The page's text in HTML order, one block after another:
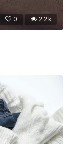
0 2.2k